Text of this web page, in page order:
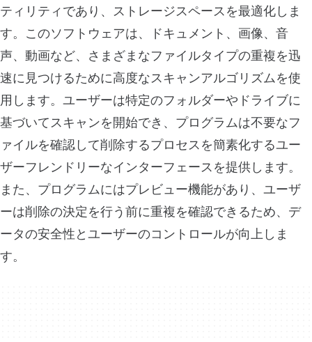
ティリティであり、ストレージスペースを最適化しま
す。このソフトウェアは、ドキュメント、画像、音
声、動画など、さまざまなファイルタイプの重複を迅
速に見つけるために高度なスキャンアルゴリズムを使
用します。ユーザーは特定のフォルダーやドライブに
基づいてスキャンを開始でき、プログラムは不要なフ
ァイルを確認して削除するプロセスを簡素化するユー
ザーフレンドリーなインターフェースを提供します。
また、プログラムにはプレビュー機能があり、ユーザ
ーは削除の決定を行う前に重複を確認できるため、デ
ータの安全性とユーザーのコントロールが向上しま
す。